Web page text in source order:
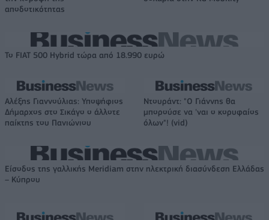
αποδοτικότητας
Το FIAT 500 Hybrid τώρα από 18.990 ευρώ
Αλέξης Γιαννούλιας: Υποψήφιος
Δήμαρχος στο Σικάγο ο άλλοτε
παίκτης του Πανιώνιου
Ντουράντ: "Ο Γιάννης θα
μπορούσε να 'ναι ο κορυφαίος
όλων"! (vid)
Είσοδος της γαλλικής Meridiam στην ηλεκτρική διασύνδεση Ελλάδας
– Κύπρου